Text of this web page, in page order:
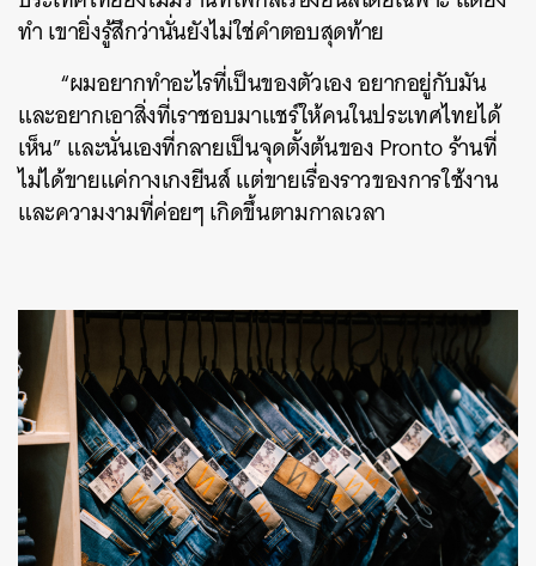
ทำ เขายิ่งรู้สึกว่านั่นยังไม่ใช่คำตอบสุดท้าย
“ผมอยากทำอะไรที่เป็นของตัวเอง อยากอยู่กับมัน
และอยากเอาสิ่งที่เราชอบมาแชร์ให้คนในประเทศไทยได้
เห็น” และนั่นเองที่กลายเป็นจุดตั้งต้นของ Pronto ร้านที่
ไม่ได้ขายแค่กางเกงยีนส์ แต่ขายเรื่องราวของการใช้งาน
และความงามที่ค่อยๆ เกิดขึ้นตามกาลเวลา